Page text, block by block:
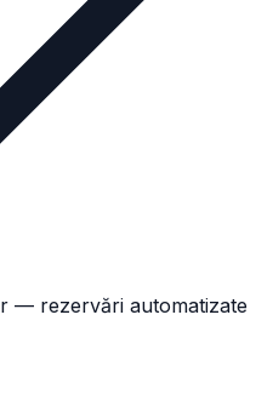
— rezervări automatizate